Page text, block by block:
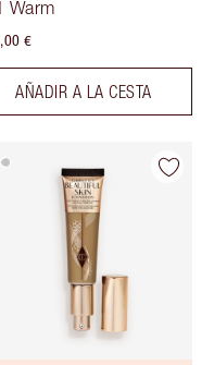
Warm
€
AÑADIR A LA CESTA